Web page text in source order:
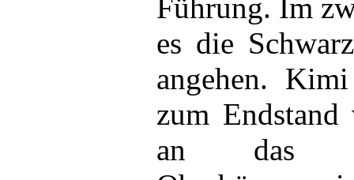
Führung. Im
es die
angehen.
zum
an das